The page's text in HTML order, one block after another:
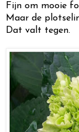
Fijn om mooie
Maar de
Dat valt tegen.